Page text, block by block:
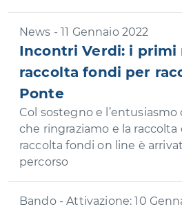
News - 11 Gennaio 2022
Incontri Verdi: i
raccolta fondi per
Ponte
Col sostegno e
che ringraziamo e la
raccolta fondi on line è
percorso
Bando - Attivazione: 10